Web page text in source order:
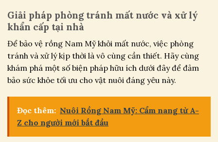
Giải pháp phòng tránh mất nước và xử lý
khẩn cấp tại nhà
Để bảo vệ rồng Nam Mỹ khỏi mất nước, việc phòng
tránh và xử lý kịp thời là vô cùng cần thiết. Hãy cùng
khám phá một số biện pháp hữu ích dưới đây để đảm
bảo sức khỏe tối ưu cho vật nuôi đáng yêu này.
Đọc thêm: Nuôi Rồng Nam Mỹ: Cẩm nang từ A-
Z cho người mới bắt đầu